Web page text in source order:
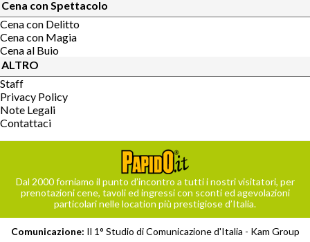
Cena con Spettacolo
Cena con Delitto
Cena con Magia
Cena al Buio
ALTRO
Staff
Privacy Policy
Note Legali
Contattaci
Dal 2000 forniamo il punto d’incontro a tutti i nostri visitatori, per
prenotazioni cene, tavoli ed ingressi con sconti ed agevolazioni
particolari nelle location più prestigiose d’Italia.
Comunicazione: Il 1° Studio di Comunicazione d'Italia - Kam Group